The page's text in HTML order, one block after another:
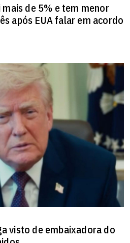
de 5% e tem menor
após EUA falar em acordo
visto de embaixadora do